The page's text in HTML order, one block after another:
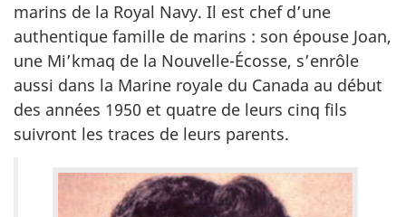
marins de la Royal Navy. Il est chef d’une
authentique famille de marins : son épouse Joan,
une Mi’kmaq de la Nouvelle-Écosse, s’enrôle
aussi dans la Marine royale du Canada au début
des années 1950 et quatre de leurs cinq fils
suivront les traces de leurs parents.